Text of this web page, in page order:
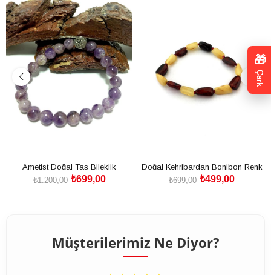
%42İndirim
Ametist Doğal Taş Bileklik
₺699,00
₺1.200,00
Doğal Kehribardan Bonibon Renk
Bileklik Küçük Taneli
₺499,00
₺699,00
Müşterilerimiz Ne Diyor?
🎁
Çark